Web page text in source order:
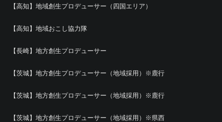
【高知】地域創生プロデューサー（四国エリア）
【高知】地域おこし協力隊
【長崎】地方創生プロデューサー
【茨城】地方創生プロデューサー（地域採用）※鹿行
【茨城】地方創生プロデューサー（地域採用）※鹿行
【茨城】地方創生プロデューサー（地域採用）※県西